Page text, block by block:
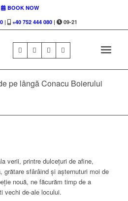
BOOK NOW
| +40 752 444 080| 09-21
pe lângă Conacu Boierului
verii, printre dulceţuri de afine,
grătare sfârâind şi aşternuturi moi de
nouă, ne făcurăm timp de a
vechi de-ale locului.